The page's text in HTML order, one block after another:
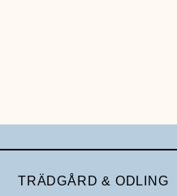
TRÄDGÅRD & ODLING